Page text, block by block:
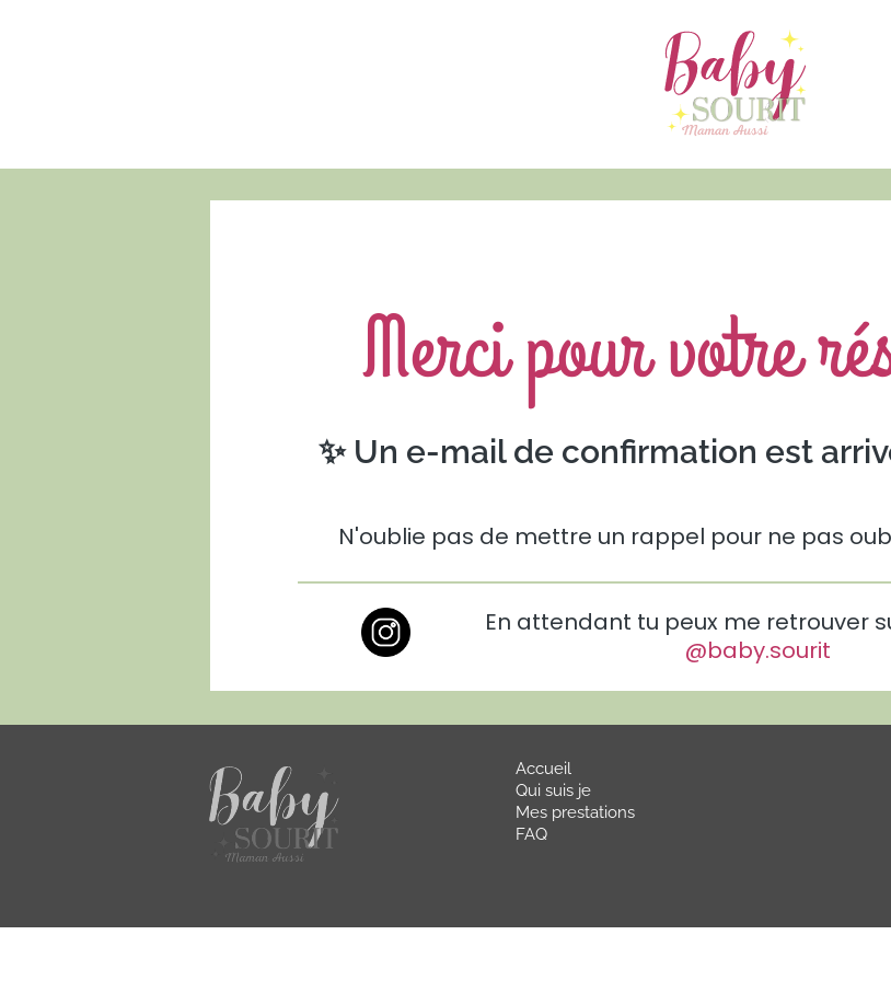
Merci pour votre
✨ Un e-mail de confirmation est
N'oublie pas de mettre un rappel pour ne pas
En attendant tu peux me retrouver
@baby.sourit
Accueil
Qui suis je
Mes prestations
FAQ